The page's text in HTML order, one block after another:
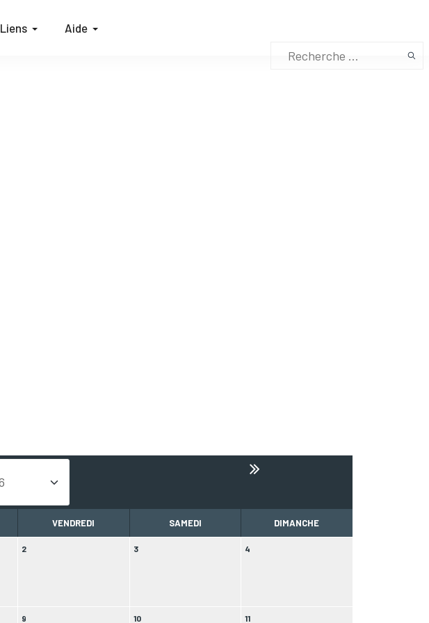
Liens Aide
VENDREDI SAMEDI DIMANCHE
2 3 4
9 10 11